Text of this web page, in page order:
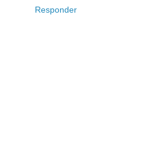
Responder